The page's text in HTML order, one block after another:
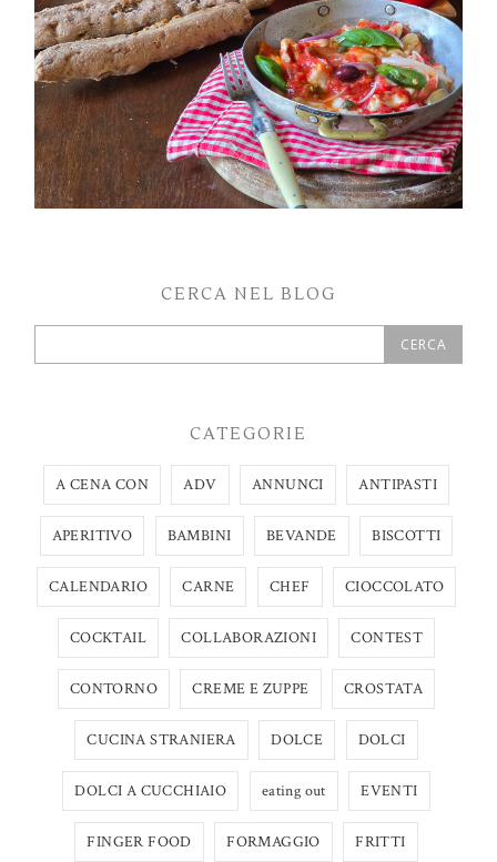
CERCA NEL BLOG
CATEGORIE
A CENA CON ADV ANNUNCI ANTIPASTI
APERITIVO BAMBINI BEVANDE BISCOTTI
CALENDARIO CARNE CHEF CIOCCOLATO
COCKTAIL COLLABORAZIONI CONTEST
CONTORNO CREME E ZUPPE CROSTATA
CUCINA STRANIERA DOLCE DOLCI
DOLCI A CUCCHIAIO eating out EVENTI
FINGER FOOD FORMAGGIO FRITTI